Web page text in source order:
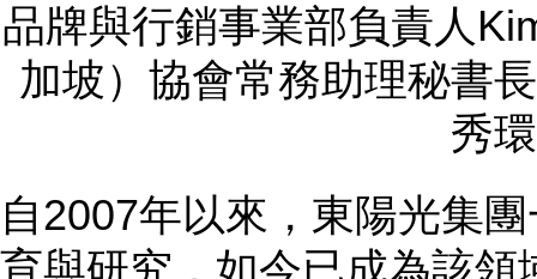
品牌與行銷事業部負責人
加坡）協會常務助理秘書
秀
自2007年以來，東陽光集
育與研究，如今已成為該